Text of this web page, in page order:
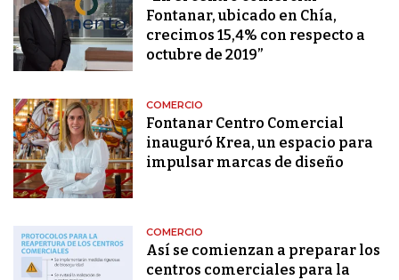
Fontanar, ubicado en Chía,
crecimos 15,4% con respecto a
octubre de 2019”
COMERCIO
Fontanar Centro Comercial
inauguró Krea, un espacio para
impulsar marcas de diseño
COMERCIO
Así se comienzan a preparar los
centros comerciales para la